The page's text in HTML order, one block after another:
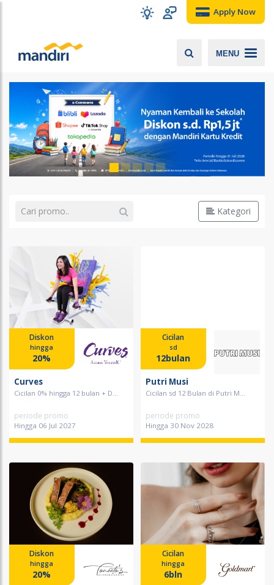
Apply Now
MENU
Kategori
Diskon
hingga
20%
Curves
Cicilan 0% hingga 12 bulan + D...
periode promo
Hingga 06 Jul 2027
Cicilan
sd
12bulan
Putri Musi
Cicilan sd 12 Bulan di Putri M...
periode promo
Hingga 30 Nov 2028
Diskon
hingga
20%
Cicilan
hingga
6bln